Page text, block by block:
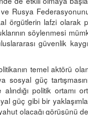
Rusya
örgütlerin lafzi
söylenmesi
güvenlik
temel aktörü
güç
politik ortamı
güç gibi bir
olacağı görüşünü